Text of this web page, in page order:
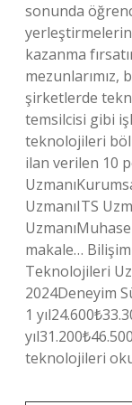
sonunda
kazanma
şirketlerde
temsilcisi gibi
teknolojileri
ilan verilen 10
UzmanıITS
makale…
Teknolojileri
2024Deneyim
1
teknolojileri